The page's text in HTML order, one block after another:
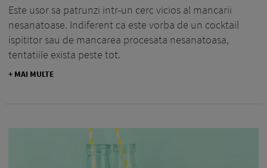
Este usor sa patrunzi intr-un cerc vicios al mancarii
nesanatoase. Indiferent ca este vorba de un cocktail
ispititor sau de mancarea procesata nesanatoasa,
tentatiile exista peste tot.
+ MAI MULTE